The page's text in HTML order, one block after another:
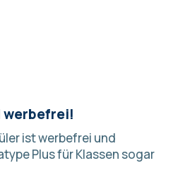
werbefrei!
ist werbefrei und
Plus für Klassen sogar